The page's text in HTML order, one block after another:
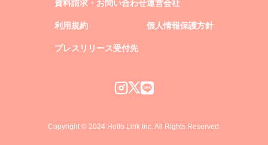
資料請求・お問い合わせ
利用規約
プレスリリース受付先
運営会社
個人情報保護方針
Copyright © 2024 Hotto Link Inc. All Rights Reserved.